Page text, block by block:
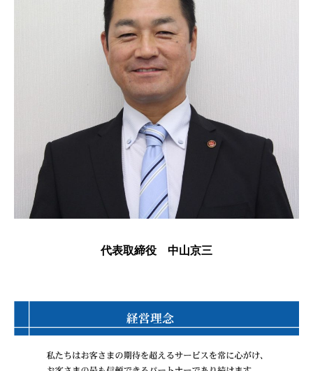
代表取締役 中山京三